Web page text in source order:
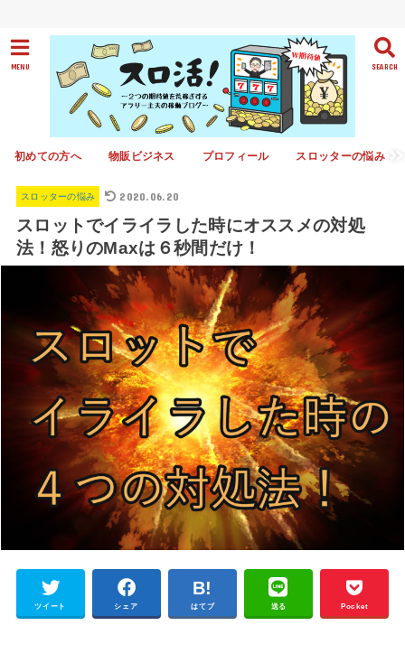
SEARCH
MENU
初めての方へ 物販ビジネス プロフィール スロッターの悩み
スロッターの悩み 2020.06.20
スロットでイライラした時にオススメの対処
法！怒りのMaxは６秒間だけ！
ツイート シェア はてブ 送る Pocket